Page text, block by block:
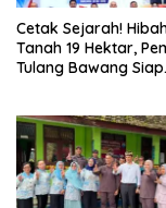
Cetak Sejarah!
Tanah 19 Hektar,
Tulang Bawang Siap
Lampung